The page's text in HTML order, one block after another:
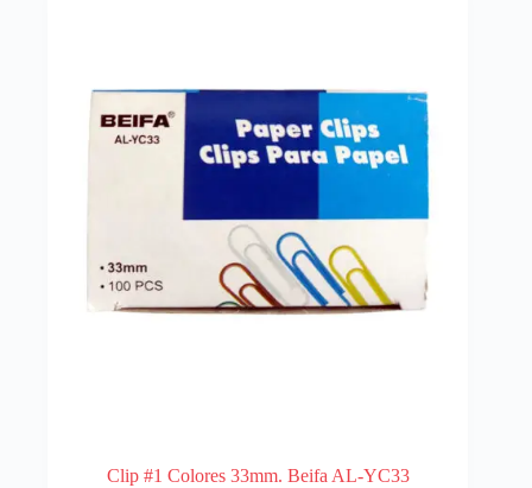
Clip #1 Colores 33mm. Beifa AL-YC33